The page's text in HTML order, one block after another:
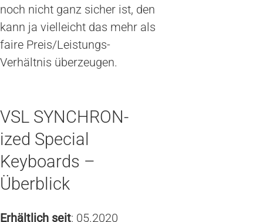
noch nicht ganz sicher ist, den
kann ja vielleicht das mehr als
faire Preis/Leistungs-
Verhältnis überzeugen.
VSL SYNCHRON-
ized Special
Keyboards –
Überblick
Erhältlich seit: 05.2020